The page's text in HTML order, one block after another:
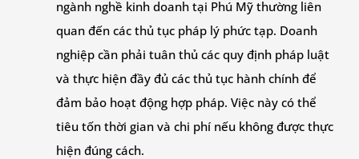
ngành nghề kinh doanh tại Phú Mỹ thường liên
quan đến các thủ tục pháp lý phức tạp. Doanh
nghiệp cần phải tuân thủ các quy định pháp luật
và thực hiện đầy đủ các thủ tục hành chính để
đảm bảo hoạt động hợp pháp. Việc này có thể
tiêu tốn thời gian và chi phí nếu không được thực
hiện đúng cách.